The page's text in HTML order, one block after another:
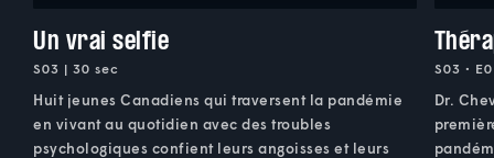
Un vrai selfie
S03 | 30 sec
Huit jeunes Canadiens qui traversent la pandémie
en vivant au quotidien avec des troubles
psychologiques confient leurs angoisses et leurs
S03 •
Dr.